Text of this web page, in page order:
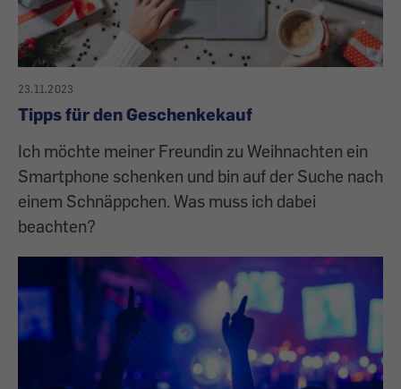
23.11.2023
Tipps für den Geschenkekauf
Ich möchte meiner Freundin zu Weihnachten ein
Smartphone schenken und bin auf der Suche nach
einem Schnäppchen. Was muss ich dabei
beachten?